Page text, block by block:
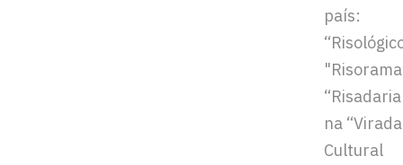
país:
na “Virada
Cultural